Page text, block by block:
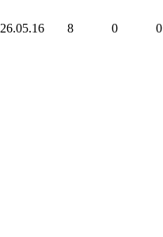
26.05.16 8 0 0